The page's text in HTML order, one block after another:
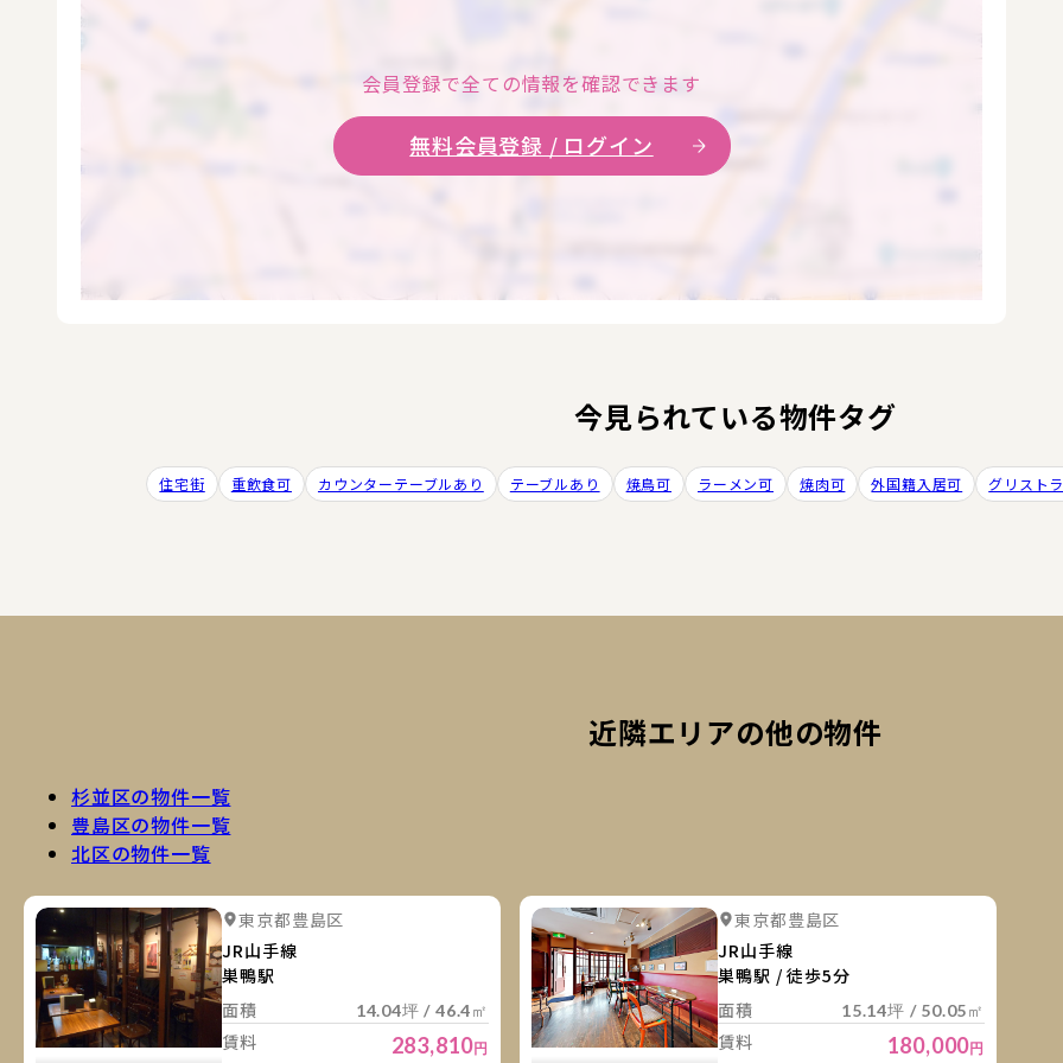
会員登録で全ての情報を確認できます
無料会員登録 / ログイン
今見られている物件タグ
住宅街 重飲食可 カウンターテーブルあり テーブルあり 焼鳥可 ラーメン可 焼肉可 外国籍入居可 グリスト
近隣エリアの他の物件
杉並区の物件一覧
豊島区の物件一覧
北区の物件一覧
詳細を見る 詳細を見る 詳細を見る
東京都豊島区
JR山手線
巣鴨駅
面積
14.04坪 / 46.4㎡
賃料 283,810円
詳細を見る 詳細を見る
東京都豊島区
JR山手線
巣鴨駅 / 徒歩5分
面積
15.14坪 / 50.05㎡
賃料 180,000円